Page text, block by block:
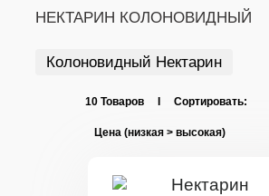
НЕКТАРИН КОЛОНОВИДНЫЙ
Колоновидный Нектарин
10 Товаров I Сортировать: